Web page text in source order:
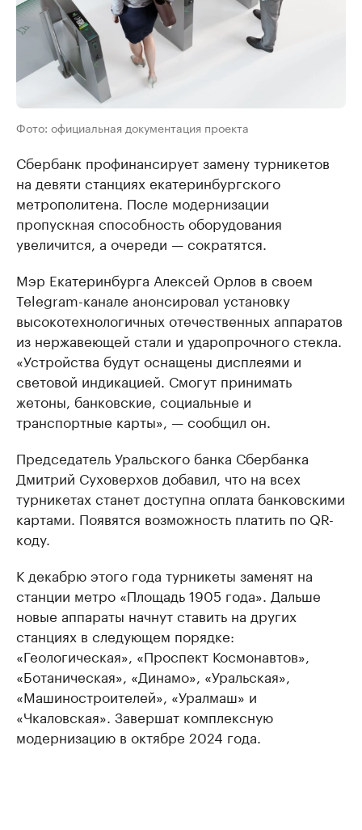
Фото: официальная документация проекта
Сбербанк профинансирует замену турникетов
на девяти станциях екатеринбургского
метрополитена. После модернизации
пропускная способность оборудования
увеличится, а очереди — сократятся.
Мэр Екатеринбурга Алексей Орлов в своем
Telegram-канале анонсировал установку
высокотехнологичных отечественных аппаратов
из нержавеющей стали и ударопрочного стекла.
«Устройства будут оснащены дисплеями и
световой индикацией. Смогут принимать
жетоны, банковские, социальные и
транспортные карты», — сообщил он.
Председатель Уральского банка Сбербанка
Дмитрий Суховерхов добавил, что на всех
турникетах станет доступна оплата банковскими
картами. Появятся возможность платить по QR-
коду.
К декабрю этого года турникеты заменят на
станции метро «Площадь 1905 года». Дальше
новые аппараты начнут ставить на других
станциях в следующем порядке:
«Геологическая», «Проспект Космонавтов»,
«Ботаническая», «Динамо», «Уральская»,
«Машиностроителей», «Уралмаш» и
«Чкаловская». Завершат комплексную
модернизацию в октябре 2024 года.